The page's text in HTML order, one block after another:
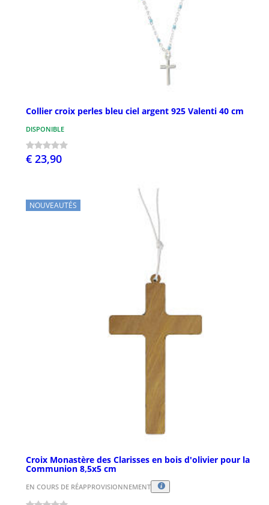
Collier croix perles bleu ciel argent 925 Valenti 40 cm
DISPONIBLE
€ 23,90
NOUVEAUTÉS
Croix Monastère des Clarisses en bois d'olivier pour la
Communion 8,5x5 cm
EN COURS DE RÉAPPROVISIONNEMENT